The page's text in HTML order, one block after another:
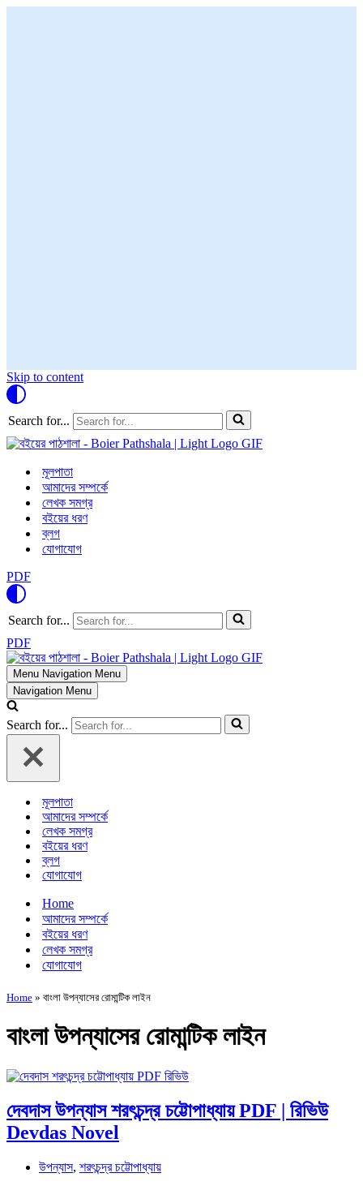
Skip to content
Search for...
মূলপাতা
আমাদের সম্পর্কে
লেখক সমগ্র
বইয়ের ধরণ
ব্লগ
যোগাযোগ
PDF
Search for...
PDF
Menu Navigation Menu
Navigation Menu
Search for...
মূলপাতা
আমাদের সম্পর্কে
লেখক সমগ্র
বইয়ের ধরণ
ব্লগ
যোগাযোগ
Home
আমাদের সম্পর্কে
বইয়ের ধরণ
লেখক সমগ্র
যোগাযোগ
Home » বাংলা উপন্যাসের রোমান্টিক লাইন
বাংলা উপন্যাসের রোমান্টিক লাইন
দেবদাস উপন্যাস শরৎচন্দ্র চট্টোপাধ্যায় PDF | রিভিউ
Devdas Novel
উপন্যাস, শরৎচন্দ্র চট্টোপাধ্যায়